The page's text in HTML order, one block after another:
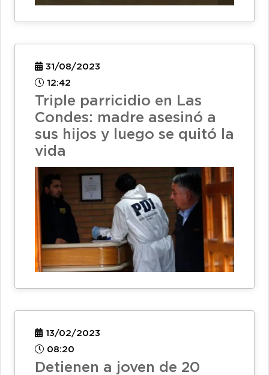
31/08/2023
12:42
Triple parricidio en Las
Condes: madre asesinó a
sus hijos y luego se quitó la
vida
13/02/2023
08:20
Detienen a joven de 20